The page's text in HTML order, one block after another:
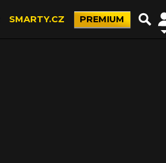
SMARTY.CZ PREMIUM